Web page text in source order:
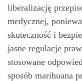
liberalizację
medycznej,
skuteczność i
jasne regulacje
stosowane
sposób marihuana